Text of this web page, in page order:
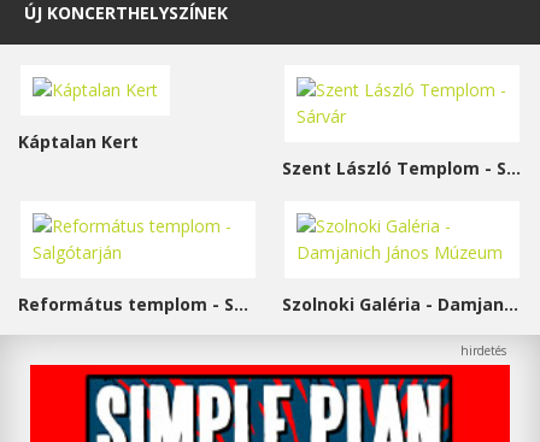
ÚJ KONCERTHELYSZÍNEK
Káptalan Kert
Szent László Templom - Sárvár
Református templom - Salgótarján Szolnoki Galéria - Damjanich János Múzeum